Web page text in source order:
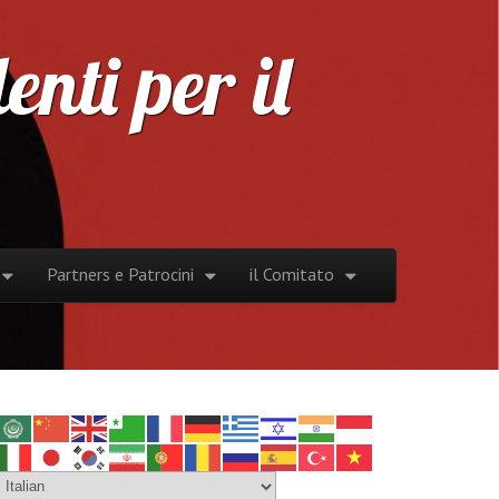
per il
Partners e Patrocini il Comitato